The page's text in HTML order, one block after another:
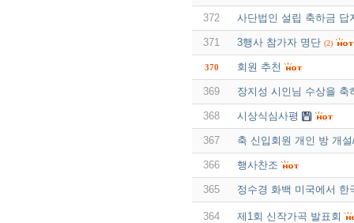
372 사단법인 설립 축하금 답
371 3행사 참가자 명단 (2)
370 회원 추천
369 장지성 시인님 수상을 축
368 시상식심사평
367 축 신입회원 개인 방 개
366 행사찬조
365 정수경 화백 미국에서 한
364 제1회 신작가곡 발표회